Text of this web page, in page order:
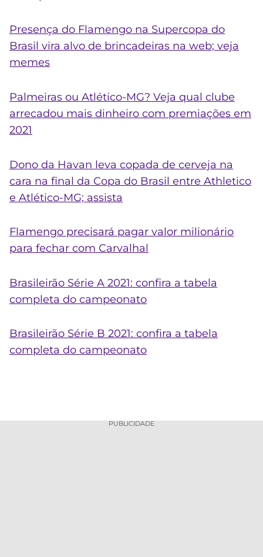
Presença do Flamengo na Supercopa do
Brasil vira alvo de brincadeiras na web; veja
memes
Palmeiras ou Atlético-MG? Veja qual clube
arrecadou mais dinheiro com premiações em
2021
Dono da Havan leva copada de cerveja na
cara na final da Copa do Brasil entre Athletico
e Atlético-MG; assista
Flamengo precisará pagar valor milionário
para fechar com Carvalhal
Brasileirão Série A 2021: confira a tabela
completa do campeonato
Brasileirão Série B 2021: confira a tabela
completa do campeonato
PUBLICIDADE